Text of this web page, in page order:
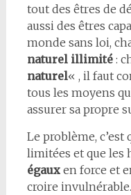
tout des êtres de
aussi des êtres
monde sans loi,
naturel illimité:
naturel« , il faut
tous les moyens
assurer sa propre
Le problème, c’est
limitées et que les
égauxen force et
croire